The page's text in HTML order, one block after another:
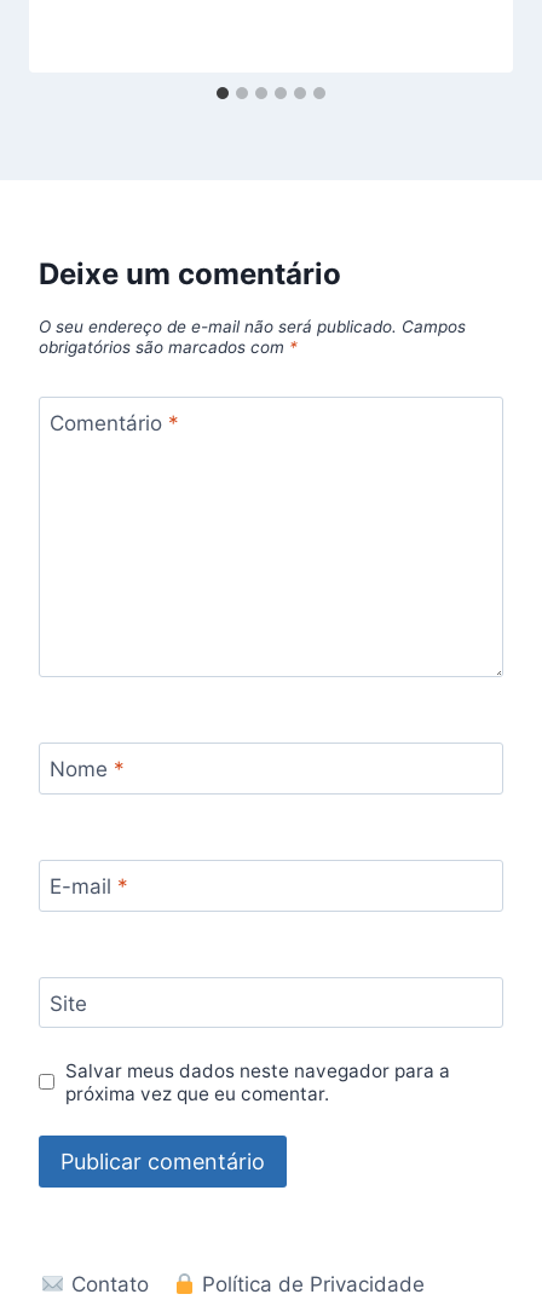
Deixe um comentário
O seu endereço de e-mail não será publicado. Campos
obrigatórios são marcados com *
Comentário *
Nome *
E-mail *
Site
Salvar meus dados neste navegador para a
próxima vez que eu comentar.
Contato Política de Privacidade